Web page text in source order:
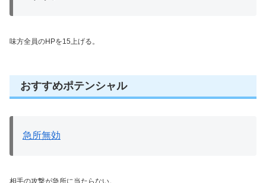
味方全員のHPを15上げる。
おすすめポテンシャル
急所無効